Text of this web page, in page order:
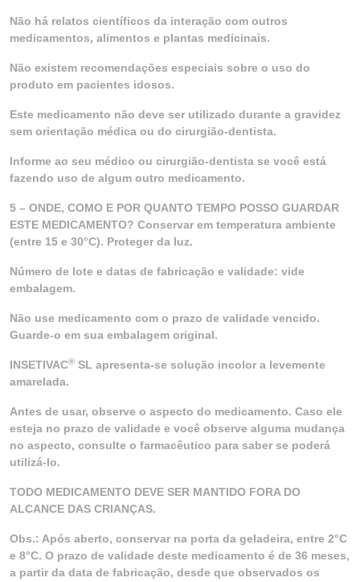
Não há relatos científicos da interação com outros
medicamentos, alimentos e plantas medicinais.
Não existem recomendações especiais sobre o uso do
produto em pacientes idosos.
Este medicamento não deve ser utilizado durante a gravidez
sem orientação médica ou do cirurgião-dentista.
Informe ao seu médico ou cirurgião-dentista se você está
fazendo uso de algum outro medicamento.
5 – ONDE, COMO E POR QUANTO TEMPO POSSO GUARDAR
ESTE MEDICAMENTO? Conservar em temperatura ambiente
(entre 15 e 30°C). Proteger da luz.
Número de lote e datas de fabricação e validade: vide
embalagem.
Não use medicamento com o prazo de validade vencido.
Guarde-o em sua embalagem original.
INSETIVAC® SL apresenta-se solução incolor a levemente
amarelada.
Antes de usar, observe o aspecto do medicamento. Caso ele
esteja no prazo de validade e você observe alguma mudança
no aspecto, consulte o farmacêutico para saber se poderá
utilizá-lo.
TODO MEDICAMENTO DEVE SER MANTIDO FORA DO
ALCANCE DAS CRIANÇAS.
Obs.: Após aberto, conservar na porta da geladeira, entre 2°C
e 8°C. O prazo de validade deste medicamento é de 36 meses,
a partir da data de fabricação, desde que observados os